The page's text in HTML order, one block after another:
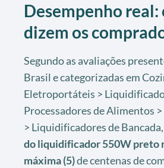
Desempenho real:
dizem os
Segundo as avaliações
Brasil e categorizadas em
Eletroportáteis >
Processadores de Alimentos
> Liquidificadores de Bancada,
do liquidificador 550W preto
máxima (5)de centenas de